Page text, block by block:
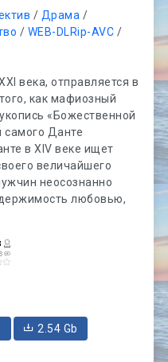
/ Драма /
/ WEB-DLRip-AVC /
века, отправляется в
как мафиозный
«Божественной
самого Данте
в XIV веке ищет
величайшего
неосознанно
любовью,
2.54 Gb